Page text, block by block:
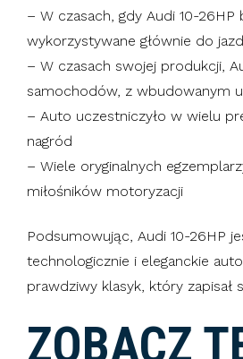
– W czasach, gdy Audi 10-
wykorzystywane głównie do
– W czasach swojej produkcji,
samochodów, z wbudowanym
– Auto uczestniczyło w wielu
nagród
– Wiele oryginalnych
miłośników motoryzacji
Podsumowując, Audi 10-26HP
technologicznie i eleganckie
prawdziwy klasyk, który zapisał
ZOBACZ